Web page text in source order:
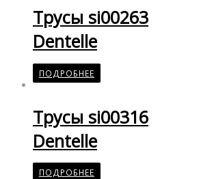
Трусы si00263
Dentelle
ПОДРОБНЕЕ
Трусы si00316
Dentelle
ПОДРОБНЕЕ